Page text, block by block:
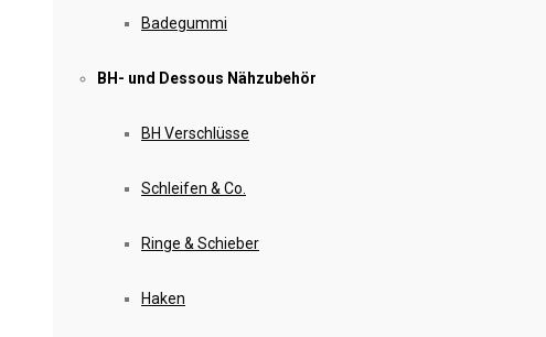
Badegummi
BH- und Dessous Nähzubehör
BH Verschlüsse
Schleifen & Co.
Ringe & Schieber
Haken